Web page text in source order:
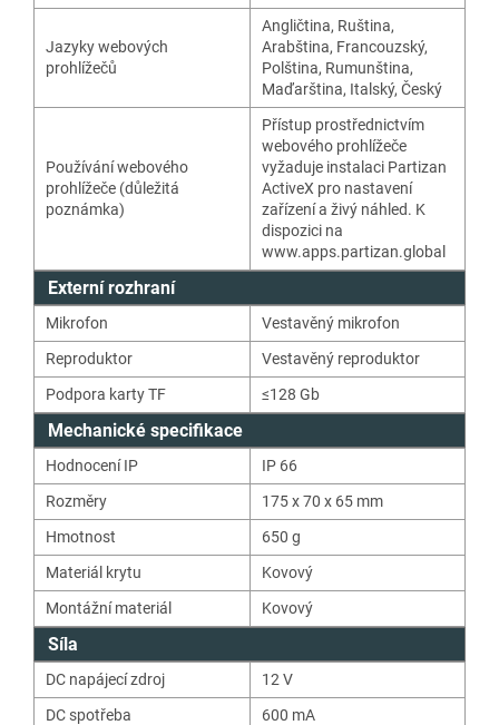
Jazyky webových
prohlížečů
Angličtina, Ruština,
Arabština, Francouzský,
Polština, Rumunština,
Maďarština, Italský, Český
Používání webového
prohlížeče (důležitá
poznámka)
Přístup prostřednictvím
webového prohlížeče
vyžaduje instalaci Partizan
ActiveX pro nastavení
zařízení a živý náhled. K
dispozici na
www.apps.partizan.global
Externí rozhraní
Mikrofon
Vestavěný mikrofon
Reproduktor
Vestavěný reproduktor
Podpora karty TF
≤128 Gb
Mechanické specifikace
Hodnocení IP
IP 66
Rozměry
175 x 70 x 65 mm
Hmotnost
650 g
Materiál krytu
Kovový
Montážní materiál
Kovový
Síla
DC napájecí zdroj 12 V
DC spotřeba
600 mA